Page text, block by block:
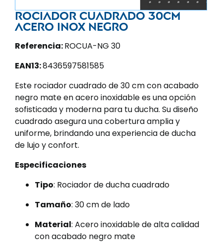
Rociador cuadrado 30cm
acero inox negro
Referencia:ROCUA-NG 30
EAN13:8436597581585
Este rociador cuadrado de 30 cm con acabado
negro mate en acero inoxidable es una opción
sofisticada y moderna para tu ducha. Su diseño
cuadrado asegura una cobertura amplia y
uniforme, brindando una experiencia de ducha
de lujo y confort.
Especificaciones
Tipo: Rociador de ducha cuadrado
Tamaño: 30 cm de lado
Material: Acero inoxidable de alta calidad
con acabado negro mate